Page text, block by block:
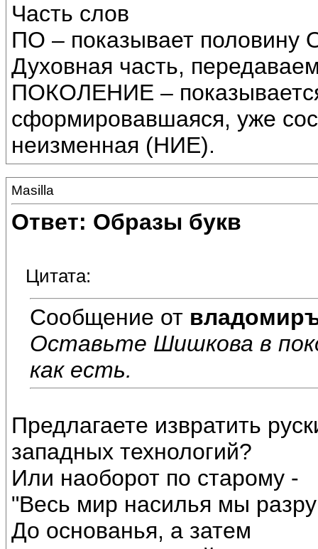
Часть слов
ПО – показывает половину
Духовная часть,
ПОКОЛЕНИЕ –
сформировавшаяся, уже
неизменная (НИЕ).
Masilla
Ответ: Образы букв
Цитата:
Сообщение от
Оставьте Шишкова в
как есть.
Предлагаете извратить
западных технологий?
Или наоборот по старому -
"Весь мир насилья мы
До основанья, а затем